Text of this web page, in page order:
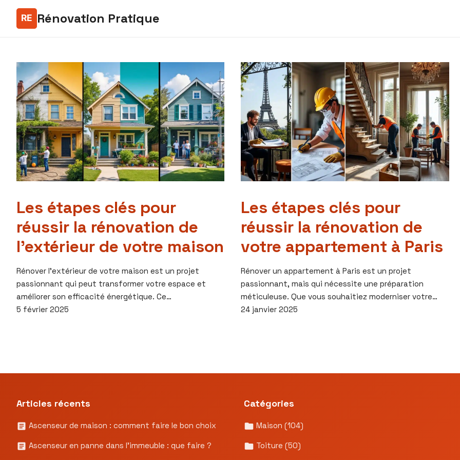
Rénovation Pratique
Les étapes clés pour
réussir la rénovation de
l’extérieur de votre maison
Rénover l’extérieur de votre maison est un projet
passionnant qui peut transformer votre espace et
améliorer son efficacité énergétique. Ce…
5 février 2025
Les étapes clés pour
réussir la rénovation de
votre appartement à Paris
Rénover un appartement à Paris est un projet
passionnant, mais qui nécessite une préparation
méticuleuse. Que vous souhaitiez moderniser votre…
24 janvier 2025
Articles récents
Ascenseur de maison : comment faire le bon choix
Ascenseur en panne dans l’immeuble : que faire ?
Catégories
Maison (104)
Toiture (50)